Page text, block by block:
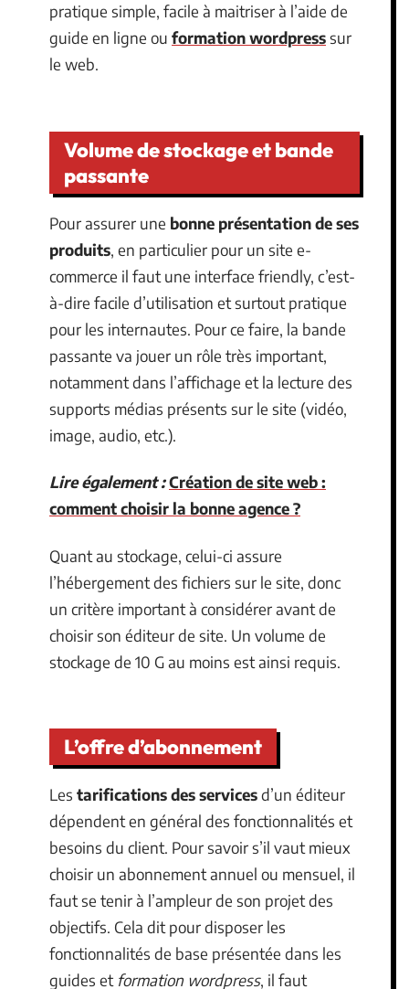
pratique simple, facile à maitriser à l’aide de
guide en ligne ou formation wordpresssur
le web.
Volume de stockage et bande
passante
Pour assurer une bonne présentation de ses
produits, en particulier pour un site e-
commerce il faut une interface friendly, c’est-
à-dire facile d’utilisation et surtout pratique
pour les internautes. Pour ce faire, la bande
passante va jouer un rôle très important,
notamment dans l’affichage et la lecture des
supports médias présents sur le site (vidéo,
image, audio, etc.).
Lire également :Création de site web :
comment choisir la bonne agence ?
Quant au stockage, celui-ci assure
l’hébergement des fichiers sur le site, donc
un critère important à considérer avant de
choisir son éditeur de site. Un volume de
stockage de 10 G au moins est ainsi requis.
L’offre d’abonnement
Les tarifications des servicesd’un éditeur
dépendent en général des fonctionnalités et
besoins du client. Pour savoir s’il vaut mieux
choisir un abonnement annuel ou mensuel, il
faut se tenir à l’ampleur de son projet des
objectifs. Cela dit pour disposer les
fonctionnalités de base présentée dans les
guides et formation wordpress, il faut